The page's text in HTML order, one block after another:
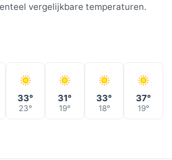
vergelijkbare temperaturen.
33°
23°
31°
19°
33°
18°
37°
19°